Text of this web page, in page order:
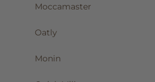
Moccamaster
Oatly
Monin